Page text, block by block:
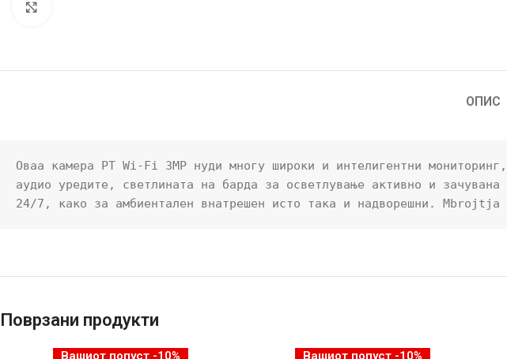
ОПИС
Оваа камера PT Wi-Fi 3MP нуди многу широки и интелигентни
аудио уредите, светлината на барда за осветлување активно и
24/7, како за амбиентален внатрешен исто така и надворешни.
Поврзани продукти
Вашиот попуст -10% Вашиот попуст -10%